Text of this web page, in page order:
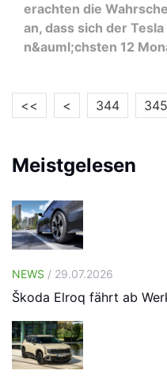
erachten die
an, dass sich der
n&auml;chsten 12
<< < 344 345
Meistgelesen
NEWS / 29.07.2026
Škoda Elroq fährt ab